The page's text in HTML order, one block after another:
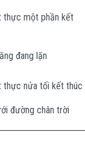
thực một phần kết
đang lặn
thực nửa tối kết thúc
đường chân trời